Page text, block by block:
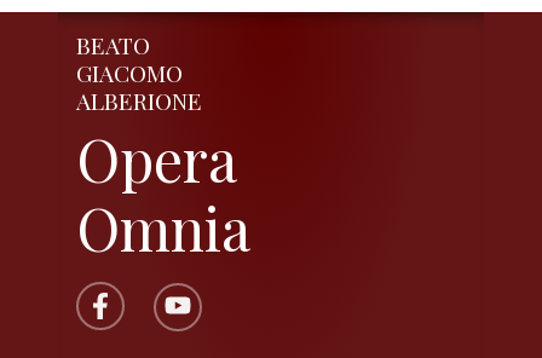
BEATO
GIACOMO
ALBERIONE
Opera
Omnia